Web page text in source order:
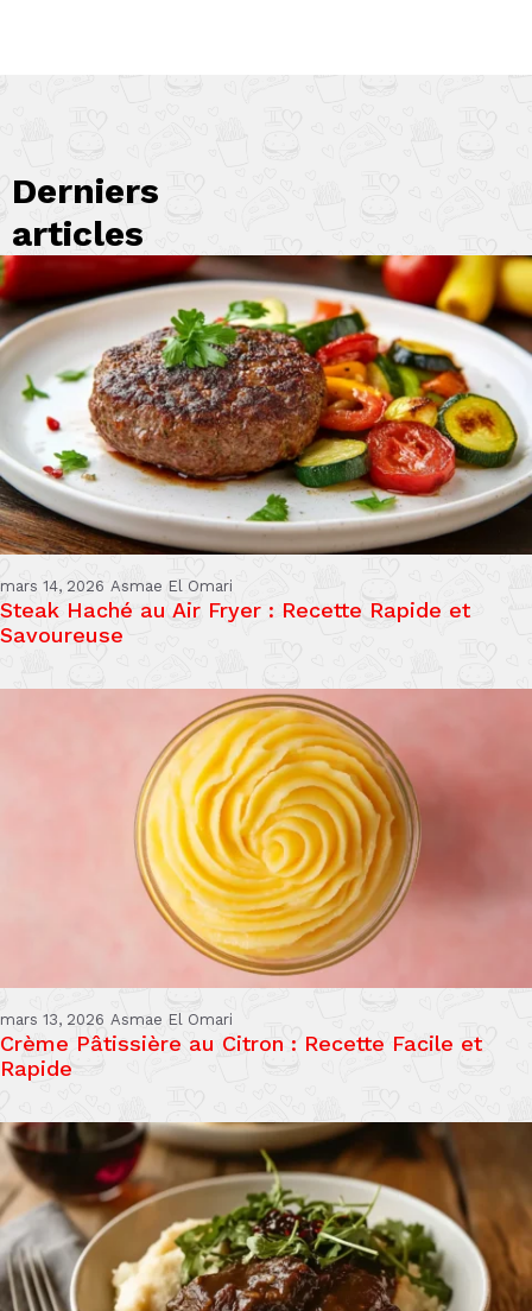
Derniers
articles
mars 14, 2026 Asmae El Omari
Steak Haché au Air Fryer : Recette Rapide et
Savoureuse
mars 13, 2026 Asmae El Omari
Crème Pâtissière au Citron : Recette Facile et
Rapide